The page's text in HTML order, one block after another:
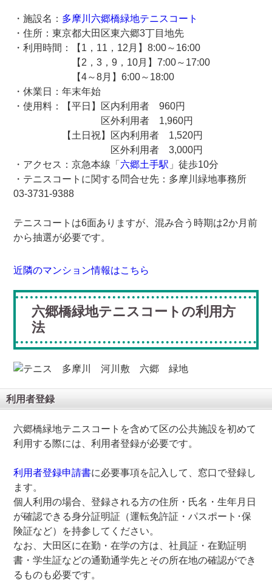
・施設名： 多摩川六郷橋緑地テニスコート
・住所：東京都大田区東六郷3丁目地先
・利用時間：【1，11，12月】8:00～16:00
【2，3，9，10月】7:00～17:00
【4～8月】6:00～18:00
・休業日：年末年始
・使用料：【平日】区内利用者 960円
区外利用者 1,960円
【土日祝】区内利用者 1,520円
区外利用者 3,000円
・アクセス：京急本線「 六郷土手駅 」徒歩10分
・テニスコートに関する問合せ先：多摩川緑地事務所
03-3731-9388
テニスコートは6面ありますが、混み合う時期は2か月前
から抽選が必要です。
近隣のマンション情報はこちら
六郷橋緑地テニスコートの利用方
法
利用者登録
六郷橋緑地テニスコートを含めて区の公共施設を初めて
利用する際には、利用者登録が必要です。
利用者登録申請書に必要事項を記入して、窓口で登録し
ます。
個人利用の場合、登録される方の住所・氏名・生年月日
が確認できる身分証明証（運転免許証・パスポート･保
険証など）を持参してください。
なお、大田区に在勤・在学の方は、社員証・在勤証明
書・学生証などの通勤通学先とその所在地の確認ができ
るものも必要です。